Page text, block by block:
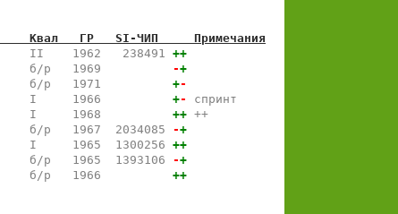
ГР   SI-ЧИП     Примечания
II    1962   238491 ++
б/р   1969 -+
б/р   1971
+-
I     1966
+-
спринт
I     1968 ++ ++
б/р   1967  2034085 -+
I     1965  1300256 ++
б/р   1965  1393106 -+
б/р   1966 ++